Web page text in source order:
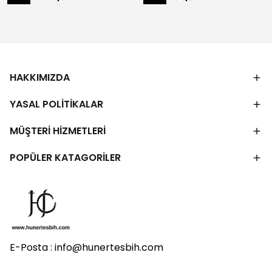
HAKKIMIZDA
YASAL POLİTİKALAR
MÜŞTERİ HİZMETLERİ
POPÜLER KATAGORİLER
E-Posta : info@hunertesbih.com